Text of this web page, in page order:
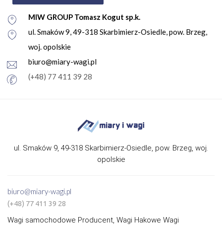
MIW GROUP Tomasz Kogut sp.k.
ul. Smaków 9, 49-318 Skarbimierz-Osiedle, pow. Brzeg,
woj. opolskie
biuro@miary-wagi.pl
(+48) 77 411 39 28
ul. Smaków 9, 49-318 Skarbimierz-Osiedle, pow. Brzeg, woj.
opolskie
biuro@miary-wagi.pl
(+48) 77 411 39 28
Wagi samochodowe Producent, Wagi Hakowe Wagi